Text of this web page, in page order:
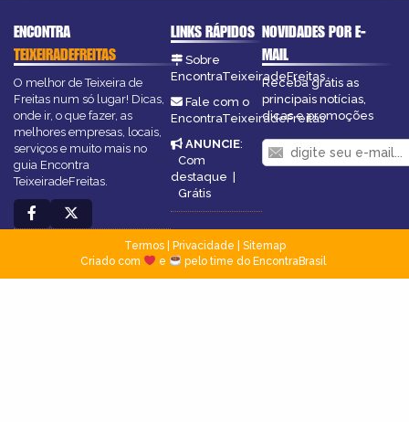
ENCONTRA
TEIXEIRADEFREITAS
O melhor de Teixeira de
Freitas num só lugar! Dicas,
onde ir, o que fazer, as
melhores empresas, locais,
serviços e muito mais no
guia Encontra
TeixeiradeFreitas.
LINKS RÁPIDOS
Sobre
EncontraTeixeiradeFreitas
Fale com o
EncontraTeixeiradeFreitas
ANUNCIE:
Com
destaque |
Grátis
NOVIDADES POR E-
MAIL
Receba grátis as
principais notícias,
dicas e promoções
Termos| Privacidade
Sitemap
Criado com
e pelo time do EncontraBrasil